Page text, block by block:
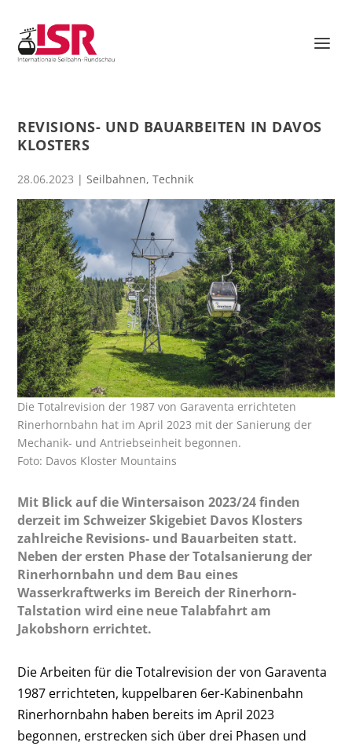
REVISIONS- UND BAUARBEITEN IN DAVOS
KLOSTERS
28.06.2023 |Seilbahnen,Technik
Die Totalrevision der 1987 von Garaventa errichteten
Rinerhornbahn hat im April 2023 mit der Sanierung der
Mechanik- und Antriebseinheit begonnen.
Foto: Davos Kloster Mountains
Mit Blick auf die Wintersaison 2023/24 finden
derzeit im Schweizer Skigebiet Davos Klosters
zahlreiche Revisions- und Bauarbeiten statt.
Neben der ersten Phase der Totalsanierung der
Rinerhornbahn und dem Bau eines
Wasserkraftwerks im Bereich der Rinerhorn-
Talstation wird eine neue Talabfahrt am
Jakobshorn errichtet.
Die Arbeiten für die Totalrevision der von Garaventa
1987 errichteten, kuppelbaren 6er-Kabinenbahn
Rinerhornbahn haben bereits im April 2023
begonnen, erstrecken sich über drei Phasen und